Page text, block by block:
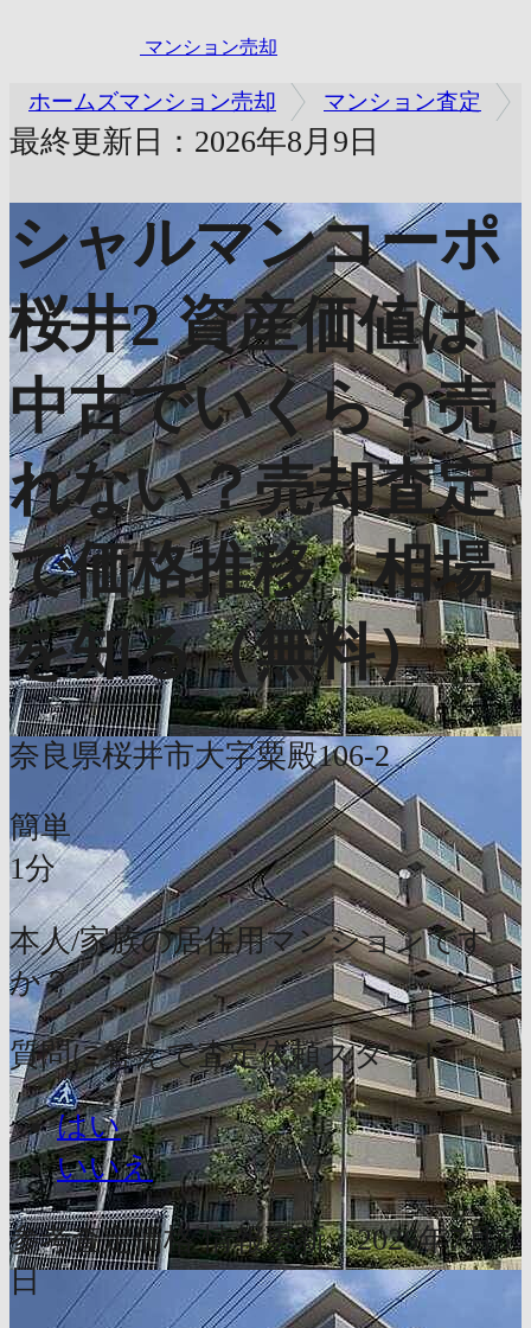
マンション売却
ホームズマンション売却 マンション査定
最終更新日：2026年8月9日
シャルマンコーポ
桜井2 資産価値は
中古でいくら？売
れない？売却査定
で価格推移・相場
を知る（無料）
奈良県桜井市大字粟殿106-2
簡単
1分
本人/家族の居住用マンションです
か？
質問に答えて査定依頼スタート
はい
いいえ
参考査定価格 情報更新：2026年7月5
日